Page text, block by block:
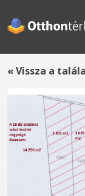
« Vissza a